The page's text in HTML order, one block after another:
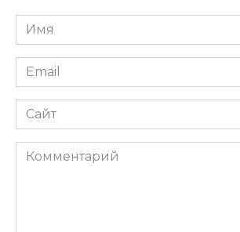
Имя
Email
Сайт
Комментарий